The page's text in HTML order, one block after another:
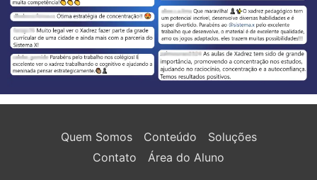
Quem Somos Conteúdo
Soluções
Contato
Área do Aluno